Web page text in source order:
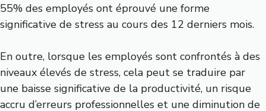
55% des employés ont éprouvé une forme
significative de stress au cours des 12 derniers mois.
En outre, lorsque les employés sont confrontés à des
niveaux élevés de stress, cela peut se traduire par
une baisse significative de la productivité, un risque
accru d’erreurs professionnelles et une diminution de